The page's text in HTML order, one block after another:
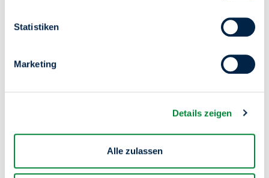
Statistiken
Marketing
Details zeigen
Alle zulassen
Um diesen Inhalt anzuzeigen, benötigen wir
akzeptieren Sie die entsprechenden Cookies,
Cookie-Einstellungen öffnen